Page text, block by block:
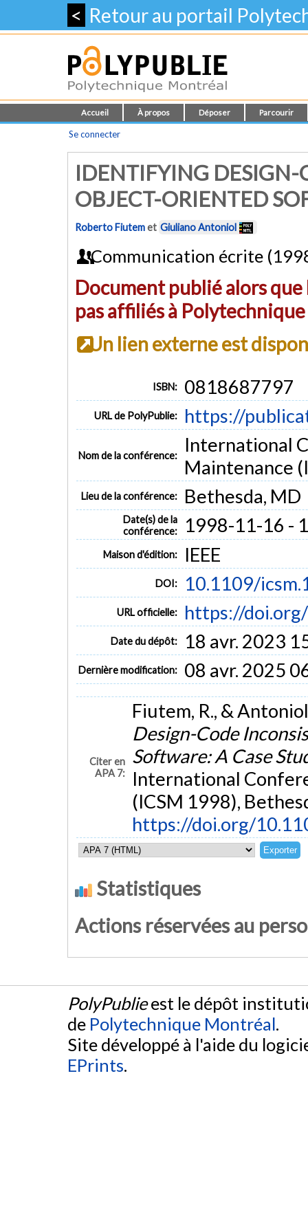
< Retour au portail
Accueil À propos Déposer Parcourir
Se connecter
IDENTIFYING DESIGN-
OBJECT-ORIENTED
Roberto Fiutemet Giuliano Antoniol
Communication écrite
Document publié alors
pas affiliés à
Un lien externe est
ISBN: 0818687797
URL de PolyPublie: https://
Nom de la conférence:
International
Maintenance
Lieu de la conférence: Bethesda, MD
Date(s) de la
conférence:
1998-11-16 -
Maison d'édition: IEEE
DOI: 10.1109/
URL officielle: https://
Date du dépôt: 18 avr. 2023
Dernière modification: 08 avr. 2025
Citer en
APA 7:
Fiutem, R., &
Design-Code
Software: A Case
International
(ICSM 1998),
https://doi.org/
Statistiques
Actions réservées au
PolyPublieest le dépôt
de Polytechnique Montréal.
Site développé à l'aide du
EPrints.